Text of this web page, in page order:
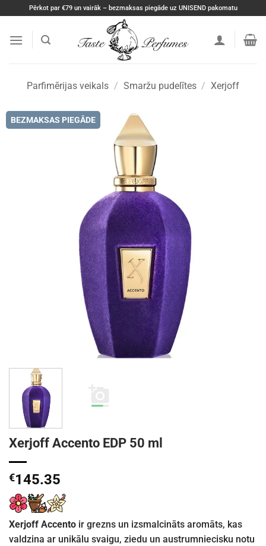
content
Pērkot par €79 un vairāk – bezmaksas piegāde uz UNISEND pakomatu
Parfimērijas veikals / Smaržu pudelītes / Xerjoff
BEZMAKSAS PIEGĀDE
Xerjoff Accento EDP 50 ml
€145.35
Xerjoff Accento ir grezns un izsmalcināts aromāts, kas
valdzina ar unikālu svaigu, ziedu un austrumniecisku notu